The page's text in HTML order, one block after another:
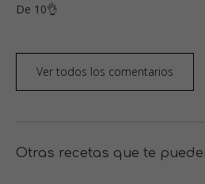
De 10👌
Ver todos los comentarios
Otras recetas que te